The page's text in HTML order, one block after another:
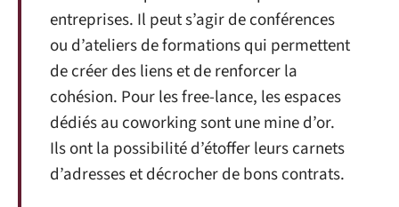
entreprises. Il peut s’agir de conférences
ou d’ateliers de formations qui permettent
de créer des liens et de renforcer la
cohésion. Pour les free-lance, les espaces
dédiés au coworking sont une mine d’or.
Ils ont la possibilité d’étoffer leurs carnets
d’adresses et décrocher de bons contrats.